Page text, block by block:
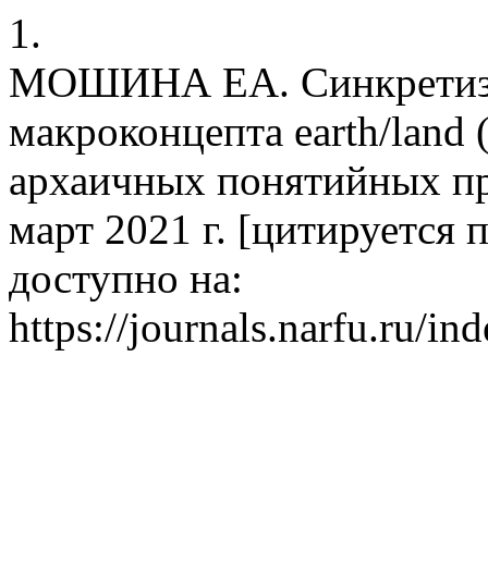
1.
МОШИНА ЕА.
макроконцепта earth/
архаичных понятийных
март 2021 г. [цитируется
доступно на:
https://journals.narfu.ru/